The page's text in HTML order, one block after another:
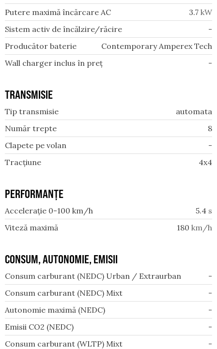
Putere maximă încărcare AC 3.7 kW
Sistem activ de încălzire/răcire
-
Producător baterie
Contemporary Amperex Tech
Wall charger inclus în preț
-
TRANSMISIE
Tip transmisie
automata
Număr trepte
8
Clapete pe volan
-
Tracțiune
4x4
PERFORMANȚE
Accelerație 0-100 km/h 5.4 s
Viteză maximă
180 km/h
CONSUM, AUTONOMIE, EMISII
Consum carburant (NEDC) Urban / Extraurban
-
Consum carburant (NEDC) Mixt
-
Autonomie maximă (NEDC)
-
Emisii CO2 (NEDC)
-
Consum carburant (WLTP) Mixt
-